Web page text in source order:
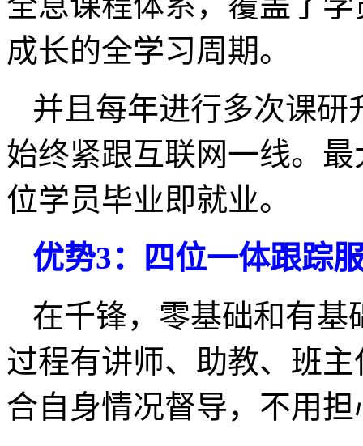
成长的全学习周期。
并且每年进行多次课
始终紧跟互联网一线。
位学员毕业即就业。
优势3：四位一体跟踪
在千锋，零基础和有基
过程有讲师、助教、班
合自身情况督导，不用